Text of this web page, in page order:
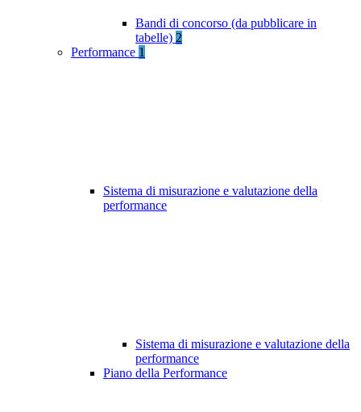
Bandi di concorso (da pubblicare in
tabelle) 2
Performance 1
Sistema di misurazione e valutazione della
performance
Sistema di misurazione e valutazione della
performance
Piano della Performance